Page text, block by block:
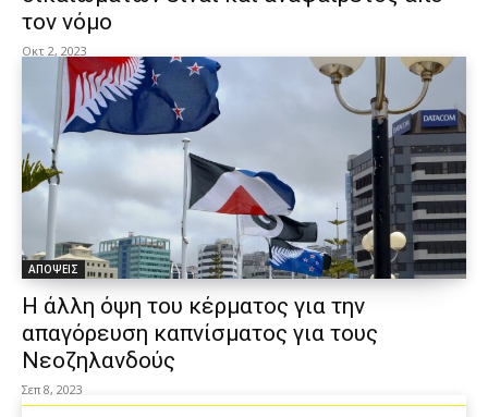
τον νόμο
Οκτ 2, 2023
ΑΠΟΨΕΙΣ
Η άλλη όψη του κέρματος για την
απαγόρευση καπνίσματος για τους
Νεοζηλανδούς
Σεπ 8, 2023